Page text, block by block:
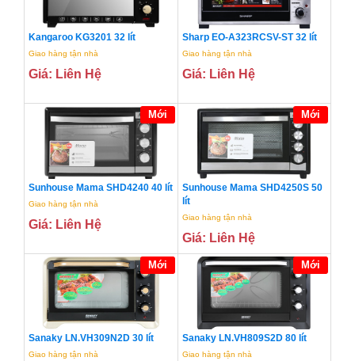
Kangaroo KG3201 32 lít
Giao hàng tận nhà
Giá: Liên Hệ
Sharp EO-A323RCSV-ST 32 lít
Giao hàng tận nhà
Giá: Liên Hệ
Mới
Sunhouse Mama SHD4240 40 lít
Giao hàng tận nhà
Giá: Liên Hệ
Mới
Sunhouse Mama SHD4250S 50
lít
Giao hàng tận nhà
Giá: Liên Hệ
Mới
Sanaky LN.VH309N2D 30 lít
Giao hàng tận nhà
Mới
Sanaky LN.VH809S2D 80 lít
Giao hàng tận nhà